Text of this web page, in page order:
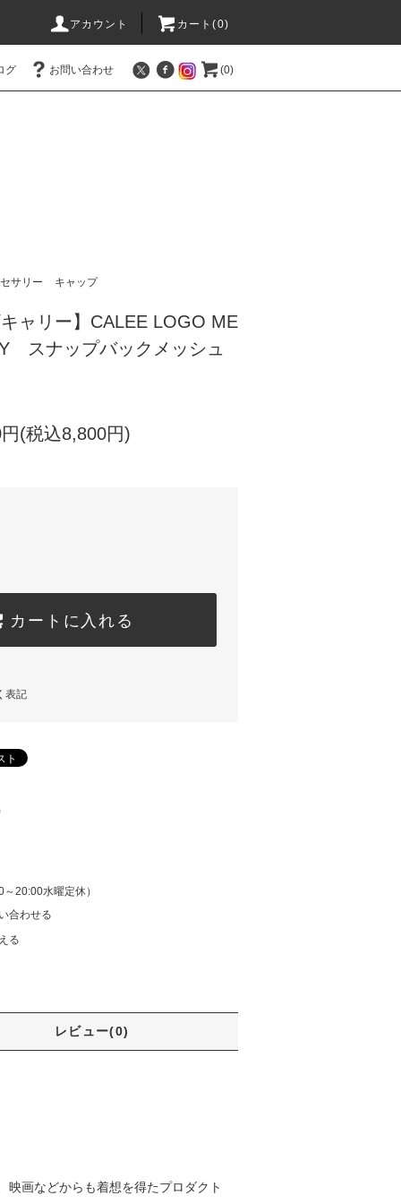
アカウント カート(0)
グ お問い合わせ (0)
サリー キャップ
キャリー】CALEE LOGO ME
スナップバックメッシュ
(税込8,800円)
カートに入れる
表記
20:00水曜定休）
合わせる
る
レビュー(0)
画などからも着想を得たプロダクト